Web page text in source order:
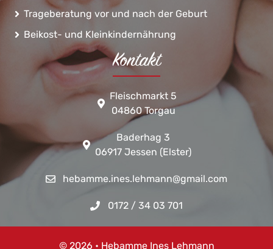
Trageberatung vor und nach der Geburt
Beikost- und Kleinkindernährung
Kontakt
Fleischmarkt 5
04860 Torgau
Baderhag 3
06917 Jessen (Elster)
hebamme.ines.lehmann@gmail.com
0172 / 34 03 701
© 2026 • Hebamme Ines Lehmann